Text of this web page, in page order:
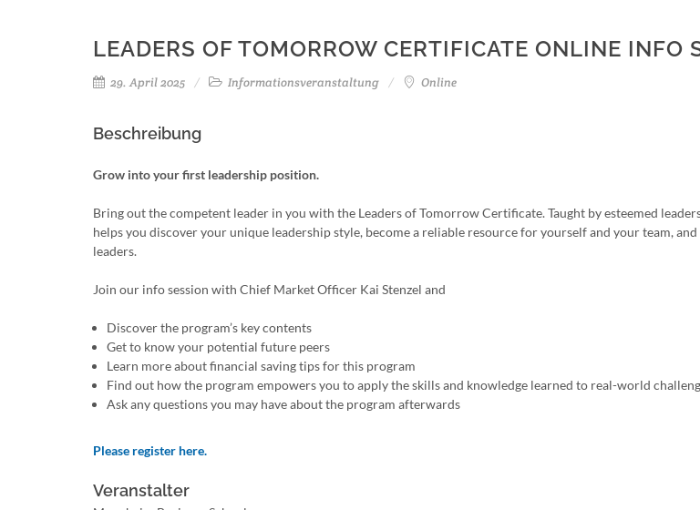
LEADERS OF TOMORROW CERTIFICATE ONLINE INFO
29. April 2025 Informationsveranstaltung Online
Beschreibung
Grow into your first leadership position.
Bring out the competent leader in you with the Leaders of Tomorrow Certificate. Taught by esteemed
helps you discover your unique leadership style, become a reliable resource for yourself and your team,
leaders.
Join our info session with Chief Market Officer Kai Stenzel and
Discover the program’s key contents
Get to know your potential future peers
Learn more about financial saving tips for this program
Find out how the program empowers you to apply the skills and knowledge learned to real-world
Ask any questions you may have about the program afterwards
Please register here.
Veranstalter